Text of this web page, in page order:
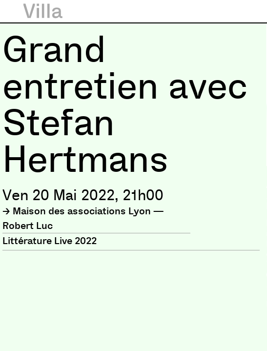
Grand
entretien avec
Stefan
Hertmans
Ven 20 Mai 2022, 21h00
Maison des associations Lyon —
Robert Luc
Littérature Live 2022